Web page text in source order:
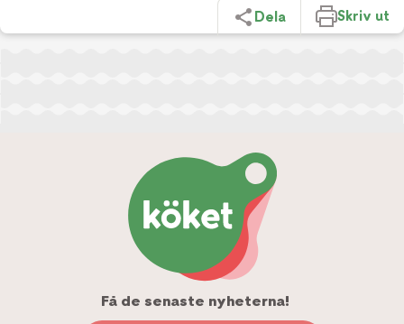
Dela Skriv ut
Få de senaste nyheterna!